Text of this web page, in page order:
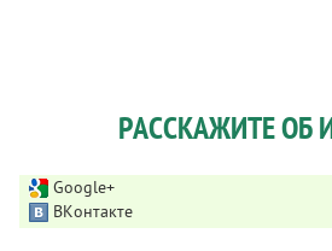
РАССКАЖИТЕ ОБ
Google+
ВКонтакте